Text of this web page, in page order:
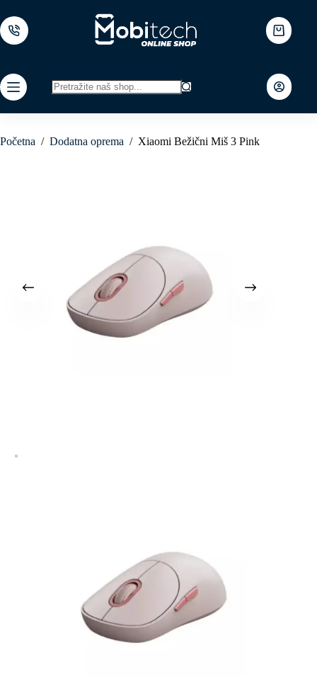
to
content
Shopping
cart
results
Početna / Dodatna oprema / Xiaomi Bežični Miš 3 Pink